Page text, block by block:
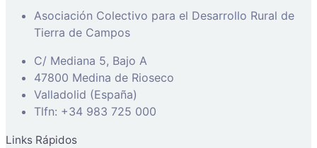
Asociación Colectivo para el Desarrollo Rural de
Tierra de Campos
C/ Mediana 5, Bajo A
47800 Medina de Rioseco
Valladolid (España)
Tlfn: +34 983 725 000
Links Rápidos